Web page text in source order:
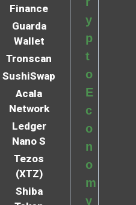
Finance
Guarda
Wallet
Tronscan
SushiSwap
Acala
Network
Ledger
Nano S
Tezos
(XTZ)
Shiba
y
p
t
o
E
c
o
n
o
m
y